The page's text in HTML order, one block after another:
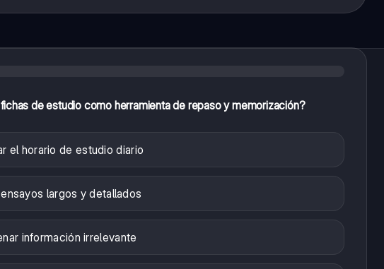
de estudio como herramienta de repaso y memorización?
el horario de estudio diario
largos y detallados
información irrelevante